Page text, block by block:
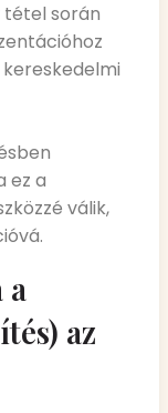
tétel során
ez a
válik,
a
az